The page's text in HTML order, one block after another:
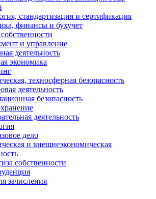
стандартизация и сертификация
финансы и бухучет
и управление
деятельность
экономика
техносферная безопасность
деятельность
безопасность
деятельность
дело
и внешнеэкономическая
собственности
зачисления